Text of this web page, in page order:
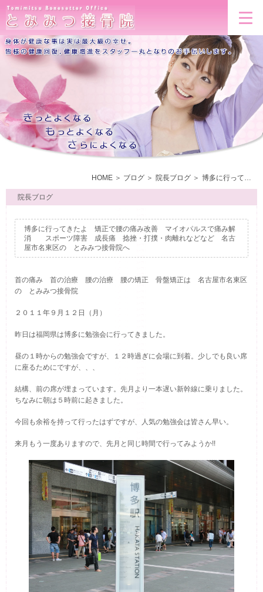
HOME ブログ 院長ブログ 博多に行ってきたよ 矯正で腰の痛み改善 マイオパルスで痛み解消 スポーツ障害 成長痛 捻挫・打撲・肉離れなどなど 名古屋市名東区の とみみつ接骨院へ
院長ブログ
博多に行ってきたよ 矯正で腰の痛み改善 マイオパルスで痛み解
消 スポーツ障害 成長痛 捻挫・打撲・肉離れなどなど 名古
屋市名東区の とみみつ接骨院へ
首の痛み 首の治療 腰の治療 腰の矯正 骨盤矯正は 名古屋市名東区
の とみみつ接骨院
２０１１年９月１２日（月）
昨日は福岡県は博多に勉強会に行ってきました。
昼の１時からの勉強会ですが、１２時過ぎに会場に到着。少しでも良い席
に座るためにですが、、、
結構、前の席が埋まっています。先月より一本遅い新幹線に乗りました。
ちなみに朝は５時前に起きました。
今回も余裕を持って行ったはずですが、人気の勉強会は皆さん早い。
来月もう一度ありますので、先月と同じ時間で行ってみようか!!